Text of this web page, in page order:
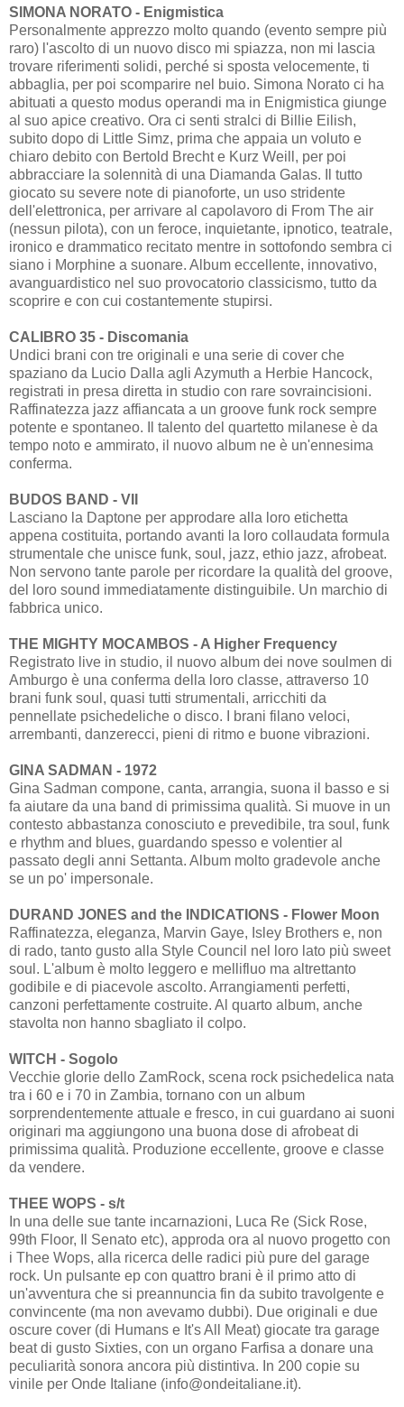
SIMONA NORATO - Enigmistica
Personalmente apprezzo molto quando (evento sempre più
raro) l'ascolto di un nuovo disco mi spiazza, non mi lascia
trovare riferimenti solidi, perché si sposta velocemente, ti
abbaglia, per poi scomparire nel buio. Simona Norato ci ha
abituati a questo modus operandi ma in Enigmistica giunge
al suo apice creativo. Ora ci senti stralci di Billie Eilish,
subito dopo di Little Simz, prima che appaia un voluto e
chiaro debito con Bertold Brecht e Kurz Weill, per poi
abbracciare la solennità di una Diamanda Galas. Il tutto
giocato su severe note di pianoforte, un uso stridente
dell'elettronica, per arrivare al capolavoro di From The air
(nessun pilota), con un feroce, inquietante, ipnotico, teatrale,
ironico e drammatico recitato mentre in sottofondo sembra ci
siano i Morphine a suonare. Album eccellente, innovativo,
avanguardistico nel suo provocatorio classicismo, tutto da
scoprire e con cui costantemente stupirsi.
CALIBRO 35 - Discomania
Undici brani con tre originali e una serie di cover che
spaziano da Lucio Dalla agli Azymuth a Herbie Hancock,
registrati in presa diretta in studio con rare sovraincisioni.
Raffinatezza jazz affiancata a un groove funk rock sempre
potente e spontaneo. Il talento del quartetto milanese è da
tempo noto e ammirato, il nuovo album ne è un'ennesima
conferma.
BUDOS BAND - VII
Lasciano la Daptone per approdare alla loro etichetta
appena costituita, portando avanti la loro collaudata formula
strumentale che unisce funk, soul, jazz, ethio jazz, afrobeat.
Non servono tante parole per ricordare la qualità del groove,
del loro sound immediatamente distinguibile. Un marchio di
fabbrica unico.
THE MIGHTY MOCAMBOS - A Higher Frequency
Registrato live in studio, il nuovo album dei nove soulmen di
Amburgo è una conferma della loro classe, attraverso 10
brani funk soul, quasi tutti strumentali, arricchiti da
pennellate psichedeliche o disco. I brani filano veloci,
arrembanti, danzerecci, pieni di ritmo e buone vibrazioni.
GINA SADMAN - 1972
Gina Sadman compone, canta, arrangia, suona il basso e si
fa aiutare da una band di primissima qualità. Si muove in un
contesto abbastanza conosciuto e prevedibile, tra soul, funk
e rhythm and blues, guardando spesso e volentier al
passato degli anni Settanta. Album molto gradevole anche
se un po' impersonale.
DURAND JONES and the INDICATIONS - Flower Moon
Raffinatezza, eleganza, Marvin Gaye, Isley Brothers e, non
di rado, tanto gusto alla Style Council nel loro lato più sweet
soul. L'album è molto leggero e mellifluo ma altrettanto
godibile e di piacevole ascolto. Arrangiamenti perfetti,
canzoni perfettamente costruite. Al quarto album, anche
stavolta non hanno sbagliato il colpo.
WITCH - Sogolo
Vecchie glorie dello ZamRock, scena rock psichedelica nata
tra i 60 e i 70 in Zambia, tornano con un album
sorprendentemente attuale e fresco, in cui guardano ai suoni
originari ma aggiungono una buona dose di afrobeat di
primissima qualità. Produzione eccellente, groove e classe
da vendere.
THEE WOPS - s/t
In una delle sue tante incarnazioni, Luca Re (Sick Rose,
99th Floor, Il Senato etc), approda ora al nuovo progetto con
i Thee Wops, alla ricerca delle radici più pure del garage
rock. Un pulsante ep con quattro brani è il primo atto di
un'avventura che si preannuncia fin da subito travolgente e
convincente (ma non avevamo dubbi). Due originali e due
oscure cover (di Humans e It's All Meat) giocate tra garage
beat di gusto Sixties, con un organo Farfisa a donare una
peculiarità sonora ancora più distintiva. In 200 copie su
vinile per Onde Italiane (info@ondeitaliane.it).